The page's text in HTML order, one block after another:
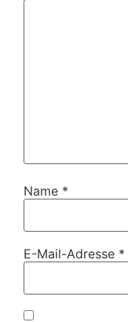
Name *
E-Mail-Adresse *